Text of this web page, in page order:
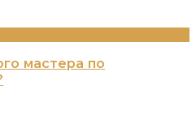
мастера по